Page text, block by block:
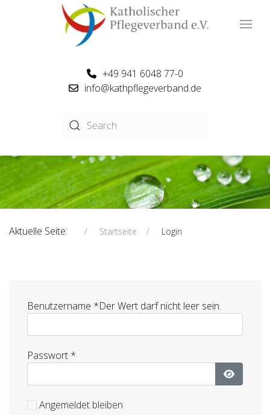
+49 941 6048 77-0
info@kathpflegeverband.de
Aktuelle Seite: Startseite Login
Benutzername *Der Wert darf nicht leer sein.
Passwort *
Angemeldet bleiben